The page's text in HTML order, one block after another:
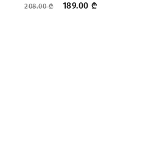
208.00₾ 189.00 ₾